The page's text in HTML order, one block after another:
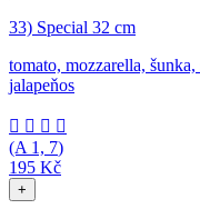
33) Special 32 cm
tomato, mozzarella,
jalapeňos
   
(A 1, 7)
195 Kč
+